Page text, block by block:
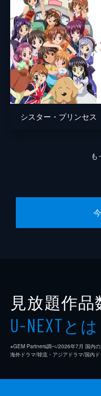
シスター・プリンセス
も
見放題作品
U-NEXTとは
※GEM Partners調べ/2026年7⽉ 国内
海外ドラマ/韓流・アジアドラマ/国内